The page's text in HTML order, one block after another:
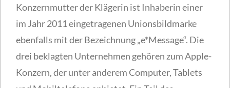
Konzernmutter der Klägerin ist Inhaberin einer
im Jahr 2011 eingetragenen Unionsbildmarke
ebenfalls mit der Bezeichnung „e*Message“. Die
drei beklagten Unternehmen gehören zum Apple-
Konzern, der unter anderem Computer, Tablets